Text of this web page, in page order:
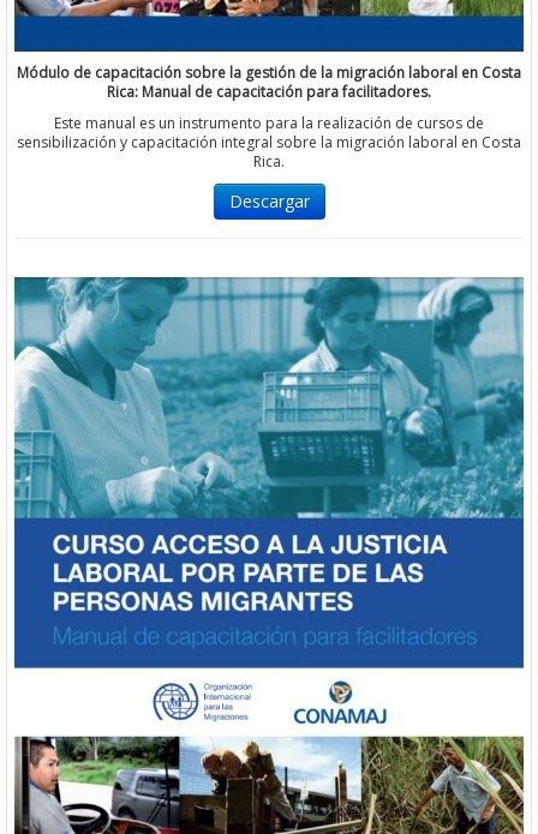
Módulo de capacitación sobre la gestión de la migración laboral en Costa
Rica: Manual de capacitación para facilitadores.
Este manual es un instrumento para la realización de cursos de
sensibilización y capacitación integral sobre la migración laboral en Costa
Rica.
Descargar